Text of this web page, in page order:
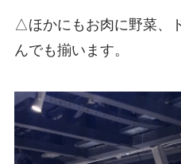
△ほかにもお肉に野菜、
んでも揃います。